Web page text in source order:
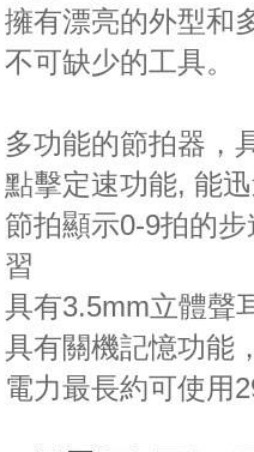
擁有漂亮的外型和
不可缺少的工具。
多功能的節拍器，
點擊定速功能, 能
節拍顯示0-9拍的
習
具有3.5mm立體聲
具有關機記憶功能
電力最長約可使用